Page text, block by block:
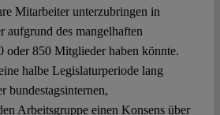
Mitarbeiter unterzubringen in
aufgrund des mangelhaften
oder 850 Mitglieder haben könnte.
halbe Legislaturperiode lang
bundestagsinternen,
Arbeitsgruppe einen Konsens über